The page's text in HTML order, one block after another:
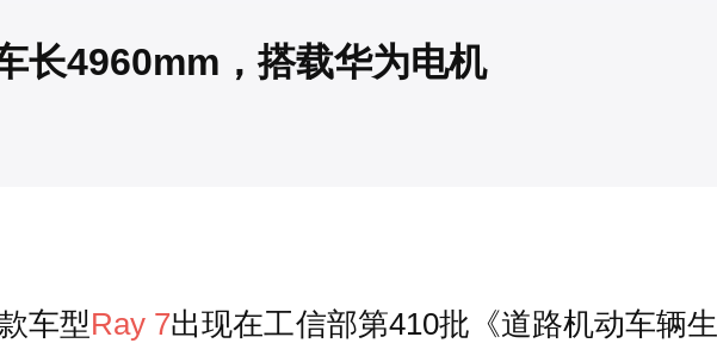
长4960mm，搭载华为电机
车型Ray 7出现在工信部第410批《道路机动车辆